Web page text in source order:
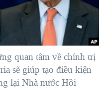
GAZA
quan tâm về chính trị
sẽ giúp tạo điều kiện
lại Nhà nước Hồi